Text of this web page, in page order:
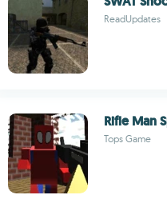
ReadUpdates
Rifle Man
Tops Game